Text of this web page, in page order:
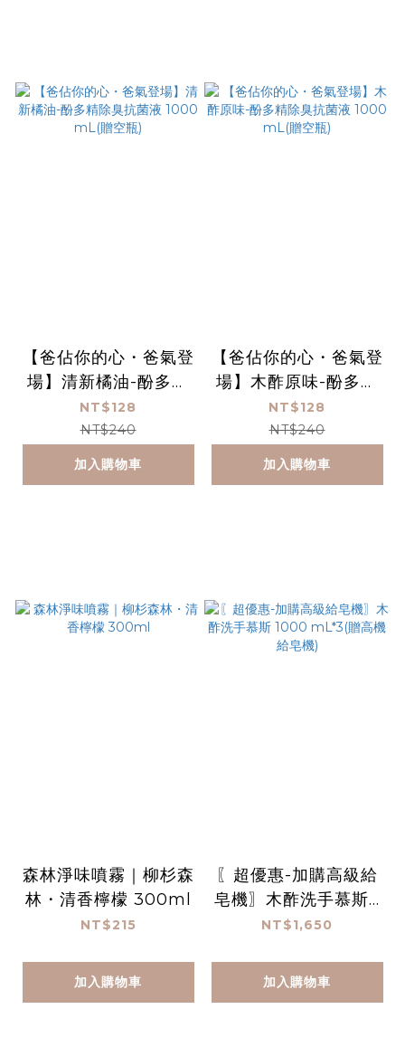
【爸佔你的心・爸氣登
場】清新橘油-酚多精
除臭抗菌液 1000 mL
(贈空瓶)
NT$128
NT$240
加入購物車
【爸佔你的心・爸氣登
場】木酢原味-酚多精
除臭抗菌液 1000 mL
(贈空瓶)
NT$128
NT$240
加入購物車
森林淨味噴霧｜柳杉森
林・清香檸檬 300ml
NT$215
加入購物車
〖超優惠-加購高級給
皂機〗木酢洗手慕斯 1
000 mL*3(贈高機給
NT$1,650
加入購物車